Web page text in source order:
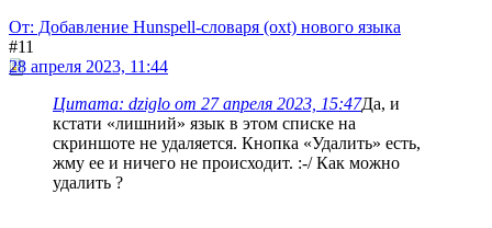
От: Добавление Hunspell-словаря (oxt) нового языка
#11
28 апреля 2023, 11:44
Цитата: dziglo от 27 апреля 2023, 15:47Да, и
кстати «лишний» язык в этом списке на
скриншоте не удаляется. Кнопка «Удалить» есть,
жму ее и ничего не происходит. :-/ Как можно
удалить ?